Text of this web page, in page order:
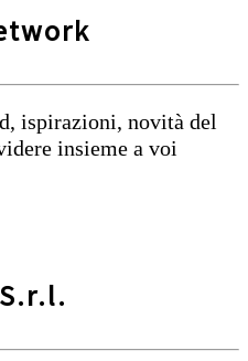
ispirazioni, novità del
insieme a voi